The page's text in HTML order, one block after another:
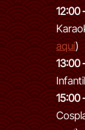
12:00
aquí)
13:00
Infantil
15:00